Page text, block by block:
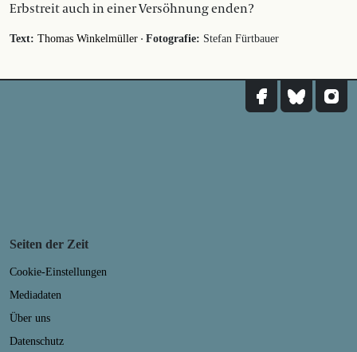
Erbstreit auch in einer Versöhnung enden?
Text: Thomas Winkelmüller · Fotografie: Stefan Fürtbauer
Seiten der Zeit
Cookie-Einstellungen
Mediadaten
Über uns
Datenschutz